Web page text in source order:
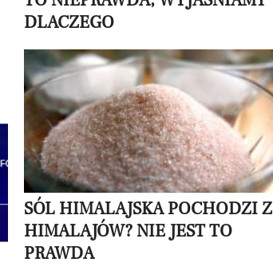
DLACZEGO
SÓL HIMALAJSKA POCHODZI Z
HIMALAJÓW? NIE JEST TO
PRAWDA